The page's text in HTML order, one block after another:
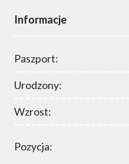
Informacje
Paszport:
Urodzony:
Wzrost:
Pozycja: